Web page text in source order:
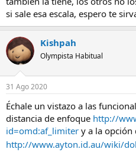
si sale esa escala, espero te
Kishpah
Olympista Habitual
31 Ago 2020
Échale un vistazo a las
distancia de enfoque http://
id=omd:af_limiter y a la opción
http://www.ayton.id.au/wiki/